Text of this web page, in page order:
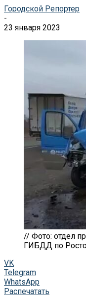
Городской Репортер
-
23 января 2023
// Фото: отдел
ГИБДД по
VK
Telegram
WhatsApp
Распечатать